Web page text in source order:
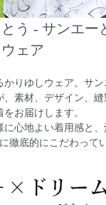
う - サンエー
ェア
りゆしウェア。サ
素材、デザイン、
お届けします。
心地よい着用感と
徹底的にこだわって